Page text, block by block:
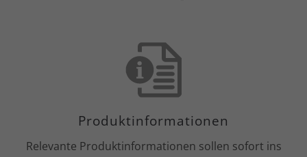
Produktinformationen
Relevante Produktinformationen sollen sofort ins